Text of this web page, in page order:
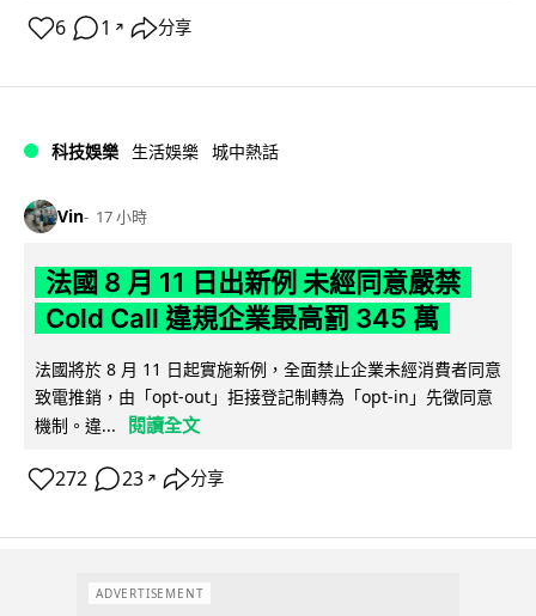
6 1 ↗ 分享
科技娛樂 生活娛樂 城中熱話
Vin 17 小時
法國 8 月 11 日出新例 未經同意嚴禁
Cold Call 違規企業最高罰 345 萬
法國將於 8 月 11 日起實施新例，全面禁止企業未經消費者同意
致電推銷，由「opt-out」拒接登記制轉為「opt-in」先徵同意
機制。違...
閱讀全文
272 23 ↗ 分享
ADVERTISEMENT